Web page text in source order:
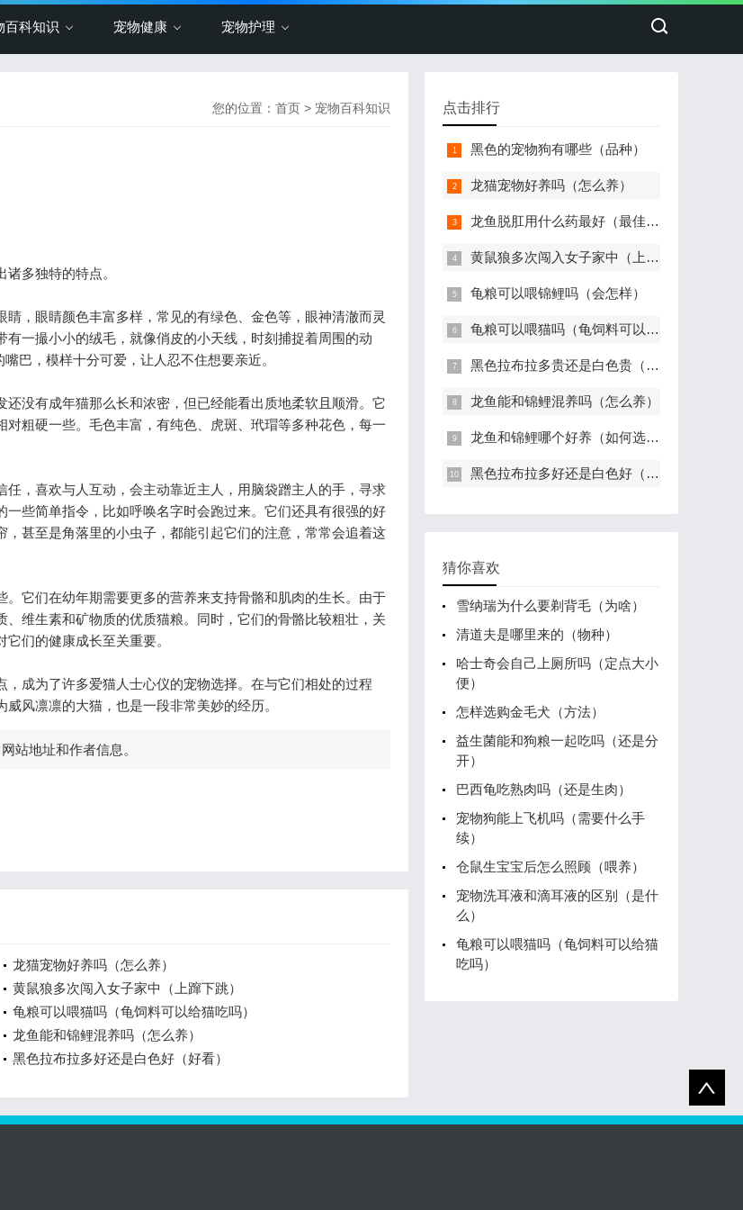
百科知识 宠物健康 宠物护理
您的位置： 首页 > 宠物百科知识
多独特的特点。
眼睛颜色丰富多样，常见的有绿色、金色等，眼神清澈而灵
一撮小小的绒毛，就像俏皮的小天线，时刻捕捉着周围的动
巴，模样十分可爱，让人忍不住想要亲近。
没有成年猫那么长和浓密，但已经能看出质地柔软且顺滑。它
粗硬一些。毛色丰富，有纯色、虎斑、玳瑁等多种花色，每一
，喜欢与人互动，会主动靠近主人，用脑袋蹭主人的手，寻求
些简单指令，比如呼唤名字时会跑过来。它们还具有很强的好
甚至是角落里的小虫子，都能引起它们的注意，常常会追着这
它们在幼年期需要更多的营养来支持骨骼和肌肉的生长。由于
维生素和矿物质的优质猫粮。同时，它们的骨骼比较粗壮，关
们的健康成长至关重要。
成为了许多爱猫人士心仪的宠物选择。在与它们相处的过程
风凛凛的大猫，也是一段非常美妙的经历。
站地址和作者信息。
龙猫宠物好养吗（怎么养）
黄鼠狼多次闯入女子家中（上蹿下跳）
龟粮可以喂猫吗（龟饲料可以给猫吃吗）
龙鱼能和锦鲤混养吗（怎么养）
黑色拉布拉多好还是白色好（好看）
点击排行
黑色的宠物狗有哪些（品种）
龙猫宠物好养吗（怎么养）
龙鱼脱肛用什么药最好（最佳治疗）
黄鼠狼多次闯入女子家中（上蹿下跳）
龟粮可以喂锦鲤吗（会怎样）
龟粮可以喂猫吗（龟饲料可以给猫吃吗）
黑色拉布拉多贵还是白色贵（价格多少钱一只）
龙鱼能和锦鲤混养吗（怎么养）
龙鱼和锦鲤哪个好养（如何选择）
黑色拉布拉多好还是白色好（好看）
猜你喜欢
雪纳瑞为什么要剃背毛（为啥）
清道夫是哪里来的（物种）
哈士奇会自己上厕所吗（定点大小
便）
怎样选购金毛犬（方法）
益生菌能和狗粮一起吃吗（还是分
开）
巴西龟吃熟肉吗（还是生肉）
宠物狗能上飞机吗（需要什么手
续）
仓鼠生宝宝后怎么照顾（喂养）
宠物洗耳液和滴耳液的区别（是什
么）
龟粮可以喂猫吗（龟饲料可以给猫
吃吗）